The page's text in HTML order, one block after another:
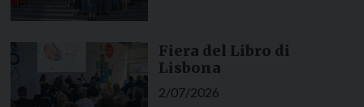
Fiera del Libro di
Lisbona
2/07/2026